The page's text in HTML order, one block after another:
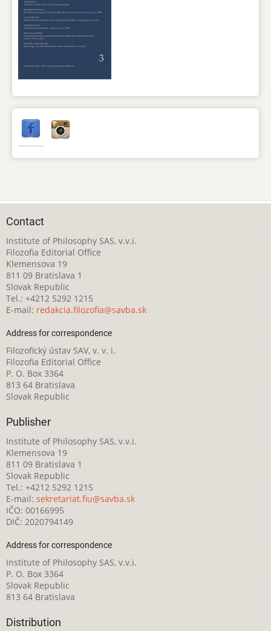
Contact
Institute of Philosophy SAS, v.v.i.
Filozofia Editorial Office
Klemensova 19
811 09 Bratislava 1
Slovak Republic
Tel.: +4212 5292 1215
E-mail: redakcia.filozofia@savba.sk
Address for correspondence
Filozofický ústav SAV, v. v. i.
Filozofia Editorial Office
P. O. Box 3364
813 64 Bratislava
Slovak Republic
Publisher
Institute of Philosophy SAS, v.v.i.
Klemensova 19
811 09 Bratislava 1
Slovak Republic
Tel.: +4212 5292 1215
E-mail: sekretariat.fiu@savba.sk
IČO: 00166995
DIČ: 2020794149
Address for correspondence
Institute of Philosophy SAS, v.v.i.
P. O. Box 3364
Slovak Republic
813 64 Bratislava
Distribution